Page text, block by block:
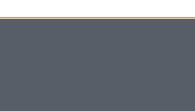
allow Google to enable storage related to